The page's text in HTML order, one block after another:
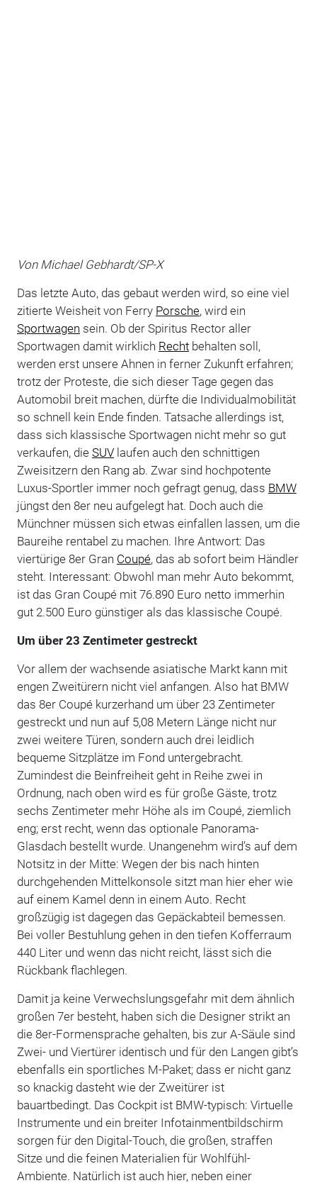
Von Michael Gebhardt/SP-X
Das letzte Auto, das gebaut werden wird, so eine viel
zitierte Weisheit von Ferry Porsche, wird ein
Sportwagen sein. Ob der Spiritus Rector aller
Sportwagen damit wirklich Rechtbehalten soll,
werden erst unsere Ahnen in ferner Zukunft erfahren;
trotz der Proteste, die sich dieser Tage gegen das
Automobil breit machen, dürfte die Individualmobilität
so schnell kein Ende finden. Tatsache allerdings ist,
dass sich klassische Sportwagen nicht mehr so gut
verkaufen, die SUVlaufen auch den schnittigen
Zweisitzern den Rang ab. Zwar sind hochpotente
Luxus-Sportler immer noch gefragt genug, dass BMW
jüngst den 8er neu aufgelegt hat. Doch auch die
Münchner müssen sich etwas einfallen lassen, um die
Baureihe rentabel zu machen. Ihre Antwort: Das
viertürige 8er Gran Coupé, das ab sofort beim Händler
steht. Interessant: Obwohl man mehr Auto bekommt,
ist das Gran Coupé mit 76.890 Euro netto immerhin
gut 2.500 Euro günstiger als das klassische Coupé.
Um über 23 Zentimeter gestreckt
Vor allem der wachsende asiatische Markt kann mit
engen Zweitürern nicht viel anfangen. Also hat BMW
das 8er Coupé kurzerhand um über 23 Zentimeter
gestreckt und nun auf 5,08 Metern Länge nicht nur
zwei weitere Türen, sondern auch drei leidlich
bequeme Sitzplätze im Fond untergebracht.
Zumindest die Beinfreiheit geht in Reihe zwei in
Ordnung, nach oben wird es für große Gäste, trotz
sechs Zentimeter mehr Höhe als im Coupé, ziemlich
eng; erst recht, wenn das optionale Panorama-
Glasdach bestellt wurde. Unangenehm wird’s auf dem
Notsitz in der Mitte: Wegen der bis nach hinten
durchgehenden Mittelkonsole sitzt man hier eher wie
auf einem Kamel denn in einem Auto. Recht
großzügig ist dagegen das Gepäckabteil bemessen.
Bei voller Bestuhlung gehen in den tiefen Kofferraum
440 Liter und wenn das nicht reicht, lässt sich die
Rückbank flachlegen.
Damit ja keine Verwechslungsgefahr mit dem ähnlich
großen 7er besteht, haben sich die Designer strikt an
die 8er-Formensprache gehalten, bis zur A-Säule sind
Zwei- und Viertürer identisch und für den Langen gibt’s
ebenfalls ein sportliches M-Paket; dass er nicht ganz
so knackig dasteht wie der Zweitürer ist
bauartbedingt. Das Cockpit ist BMW-typisch: Virtuelle
Instrumente und ein breiter Infotainmentbildschirm
sorgen für den Digital-Touch, die großen, straffen
Sitze und die feinen Materialien für Wohlfühl-
Ambiente. Natürlich ist auch hier, neben einer